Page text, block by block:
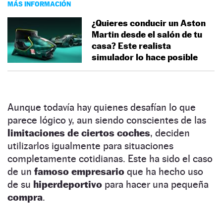
MÁS INFORMACIÓN
¿Quieres conducir un Aston
Martin desde el salón de tu
casa? Este realista
simulador lo hace posible
Aunque todavía hay quienes desafían lo que
parece lógico y, aun siendo conscientes de las
limitaciones de ciertos coches, deciden
utilizarlos igualmente para situaciones
completamente cotidianas. Este ha sido el caso
de un famoso empresario que ha hecho uso
de su hiperdeportivo para hacer una pequeña
compra.